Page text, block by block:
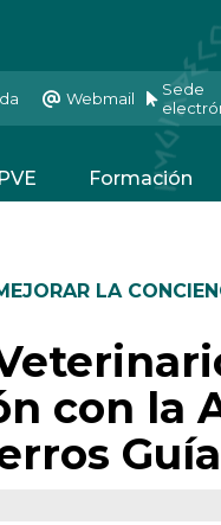
Webmail
Sede
Formación
LA
con la
Guía